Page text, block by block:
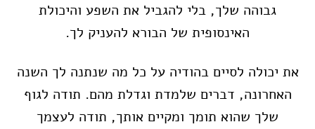
גבוהה שלך, בלי להגביל את השפע והיכולת
האינסופית של הבורא להעניק לך.
את יכולה לסיים בהודיה על כל מה שנתנה לך השנה
האחרונה, דברים שלמדת וגדלת מהם. תודה לגוף
שלך שהוא תומך ומקיים אותך, תודה לעצמך